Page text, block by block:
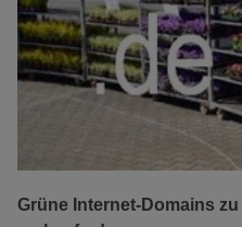
Grüne Internet-Domains zu